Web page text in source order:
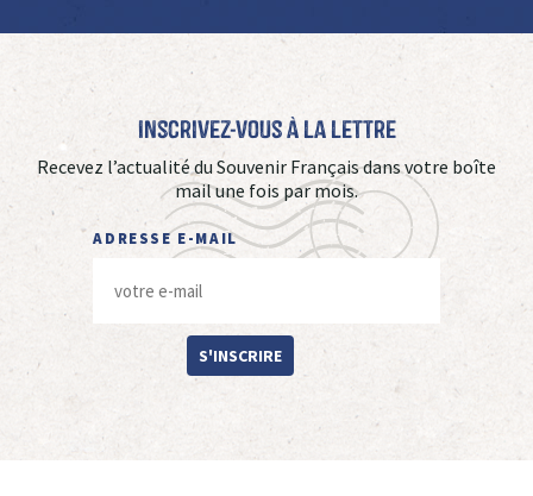
Inscrivez-vous à La Lettre
Recevez l’actualité du Souvenir Français dans votre boîte
mail une fois par mois.
ADRESSE E-MAIL
S'INSCRIRE